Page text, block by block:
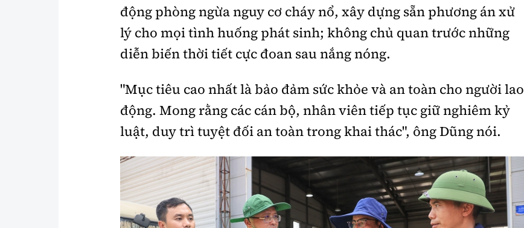
động phòng ngừa nguy cơ cháy nổ, xây dựng sẵn phương án xử
lý cho mọi tình huống phát sinh; không chủ quan trước những
diễn biến thời tiết cực đoan sau nắng nóng.
"Mục tiêu cao nhất là bảo đảm sức khỏe và an toàn cho người lao
động. Mong rằng các cán bộ, nhân viên tiếp tục giữ nghiêm kỷ
luật, duy trì tuyệt đối an toàn trong khai thác", ông Dũng nói.